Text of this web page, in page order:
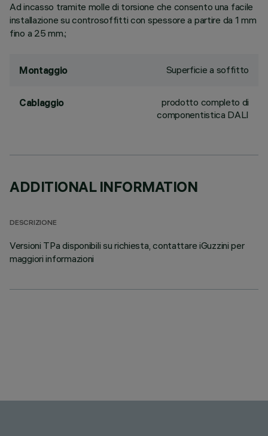
Ad incasso tramite molle di torsione che consento una facile
installazione su controsoffitti con spessore a partire da 1 mm
fino a 25 mm.;
Montaggio Superficie a soffitto
Cablaggio
prodotto completo di
componentistica DALI
ADDITIONAL INFORMATION
DESCRIZIONE
Versioni TPa disponibili su richiesta, contattare iGuzzini per
maggiori informazioni